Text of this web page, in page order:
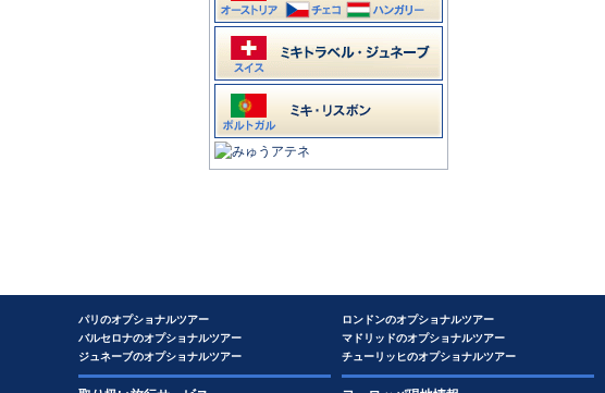
パリのオプショナルツアー
バルセロナのオプショナルツアー
ジュネーブのオプショナルツアー
ロンドンのオプショナルツアー
マドリッドのオプショナルツアー
チューリッヒのオプショナルツアー